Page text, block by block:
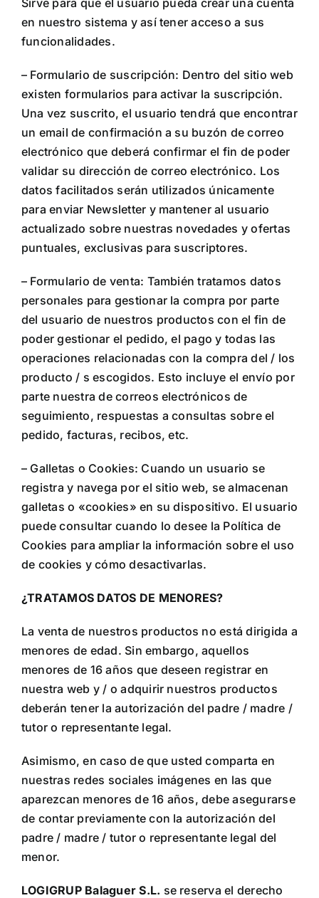
en nuestro sistema y así tener acceso a sus
funcionalidades.
– Formulario de suscripción: Dentro del sitio web
existen formularios para activar la suscripción.
Una vez suscrito, el usuario tendrá que encontrar
un email de confirmación a su buzón de correo
electrónico que deberá confirmar el fin de poder
validar su dirección de correo electrónico. Los
datos facilitados serán utilizados únicamente
para enviar Newsletter y mantener al usuario
actualizado sobre nuestras novedades y ofertas
puntuales, exclusivas para suscriptores.
– Formulario de venta: También tratamos datos
personales para gestionar la compra por parte
del usuario de nuestros productos con el fin de
poder gestionar el pedido, el pago y todas las
operaciones relacionadas con la compra del / los
producto / s escogidos. Esto incluye el envío por
parte nuestra de correos electrónicos de
seguimiento, respuestas a consultas sobre el
pedido, facturas, recibos, etc.
– Galletas o Cookies: Cuando un usuario se
registra y navega por el sitio web, se almacenan
galletas o «cookies» en su dispositivo. El usuario
puede consultar cuando lo desee la Política de
Cookies para ampliar la información sobre el uso
de cookies y cómo desactivarlas.
¿TRATAMOS DATOS DE MENORES?
La venta de nuestros productos no está dirigida a
menores de edad. Sin embargo, aquellos
menores de 16 años que deseen registrar en
nuestra web y / o adquirir nuestros productos
deberán tener la autorización del padre / madre /
tutor o representante legal.
Asimismo, en caso de que usted comparta en
nuestras redes sociales imágenes en las que
aparezcan menores de 16 años, debe asegurarse
de contar previamente con la autorización del
padre / madre / tutor o representante legal del
menor.
LOGIGRUP Balaguer S.L. se reserva el derecho